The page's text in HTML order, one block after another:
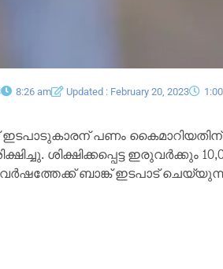
8:26 am Updated : February 20, 2023
പണം
ശിക്ഷിക്കപ്പെട്ട ഇരുവർക്കും
ബാങ്ക് ഇടപാട്